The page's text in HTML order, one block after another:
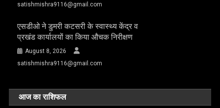
satishmishra9116@gmail.com
एसडीओ ने डुमरी कटसरी के स्वास्थ्य केंद्र व
प्रखंड कार्यालयों का किया औचक निरीक्षण
August 8, 2026
satishmishra9116@gmail.com
आज का राशिफल